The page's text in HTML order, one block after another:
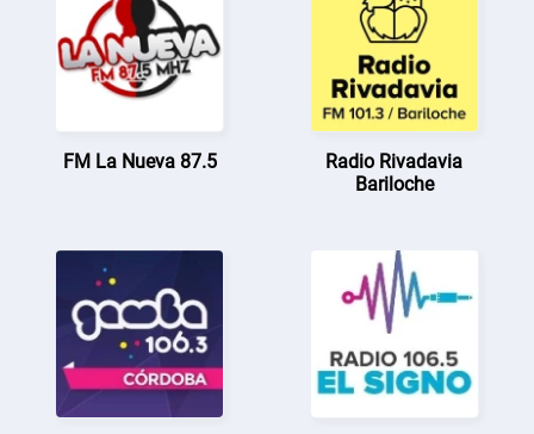
FM La Nueva 87.5
Radio Rivadavia
Bariloche